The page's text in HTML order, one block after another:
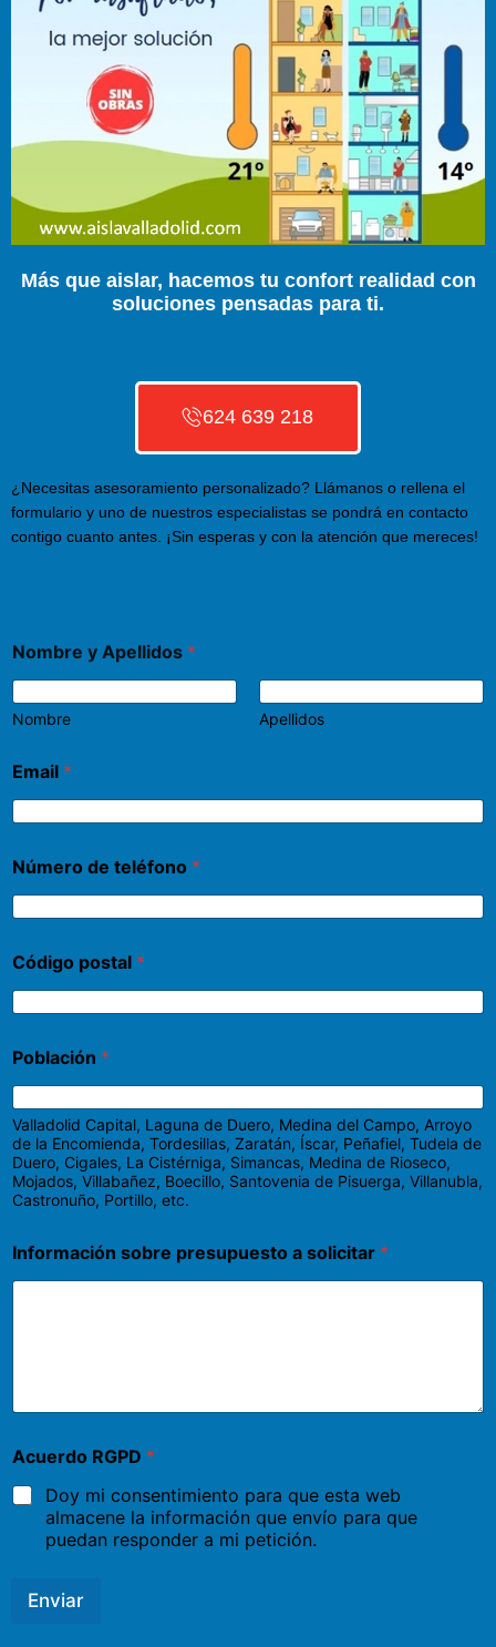
Más que aislar, hacemos tu confort realidad con
soluciones pensadas para ti.
624 639 218
¿Necesitas asesoramiento personalizado? Llámanos o rellena el
formulario y uno de nuestros especialistas se pondrá en contacto
contigo cuanto antes. ¡Sin esperas y con la atención que mereces!
Nombre y Apellidos *
Nombre Apellidos
Email *
Número de teléfono *
Código postal *
Población *
Valladolid Capital, Laguna de Duero, Medina del Campo, Arroyo
de la Encomienda, Tordesillas, Zaratán, Íscar, Peñafiel, Tudela de
Duero, Cigales, La Cistérniga, Simancas, Medina de Rioseco,
Mojados, Villabañez, Boecillo, Santovenia de Pisuerga, Villanubla,
Castronuño, Portillo, etc.
Información sobre presupuesto a solicitar *
Acuerdo RGPD *
Doy mi consentimiento para que esta web
almacene la información que envío para que
puedan responder a mi petición.
Enviar